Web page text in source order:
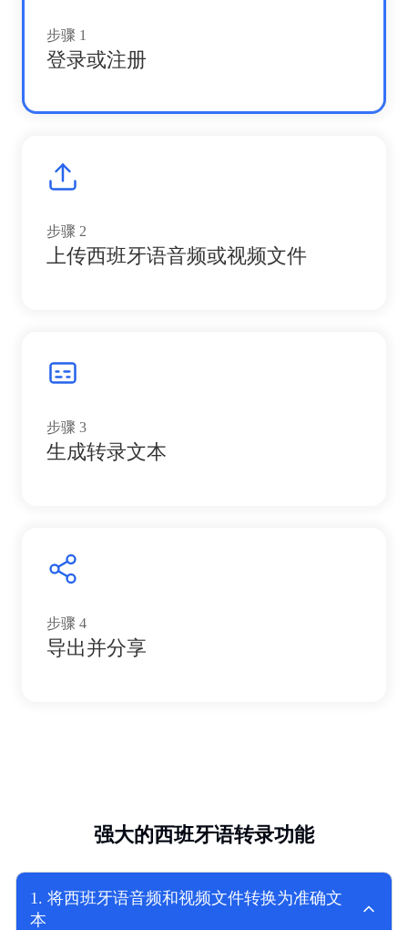
步骤 1
登录或注册
步骤 2
上传西班牙语音频或视频文件
步骤 3
生成转录文本
步骤 4
导出并分享
强大的西班牙语转录功能
1 . 将西班牙语音频和视频文件转换为准确文
本